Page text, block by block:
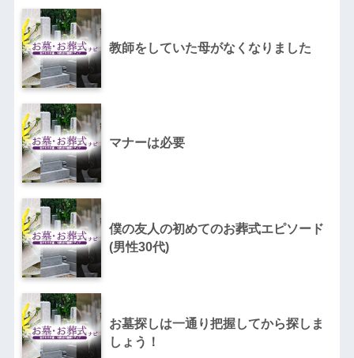
教師をしていた母がなくなりました
マナーは必要
僕の友人の初めてのお葬式エピソード
(男性30代)
お墓探しは一通り把握してから探しま
しょう！